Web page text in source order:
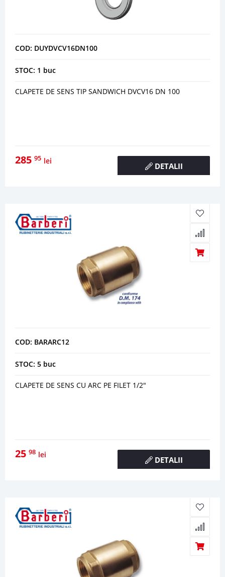
COD: DUYDVCV16DN100
STOC: 1 buc
CLAPETE DE SENS TIP SANDWICH DVCV16 DN 100
285 95 lei
DETALII
COD: BARARC12
STOC: 5 buc
CLAPETE DE SENS CU ARC PE FILET 1/2"
25 98 lei
DETALII